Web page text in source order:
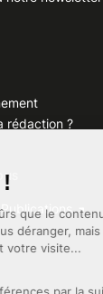
rédaction ?